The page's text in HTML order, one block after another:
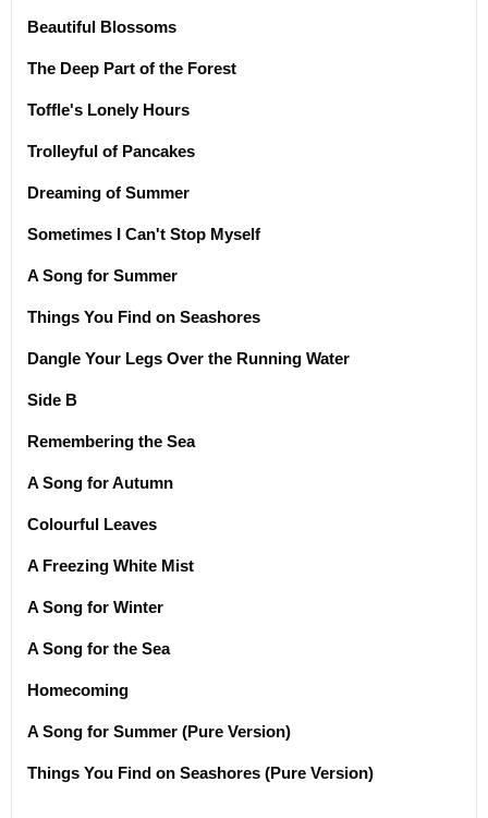
Beautiful Blossoms
The Deep Part of the Forest
Toffle's Lonely Hours
Trolleyful of Pancakes
Dreaming of Summer
Sometimes I Can't Stop Myself
A Song for Summer
Things You Find on Seashores
Dangle Your Legs Over the Running Water
Side B
Remembering the Sea
A Song for Autumn
Colourful Leaves
A Freezing White Mist
A Song for Winter
A Song for the Sea
Homecoming
A Song for Summer (Pure Version)
Things You Find on Seashores (Pure Version)